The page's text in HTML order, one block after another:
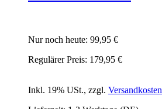
Nur noch heute: 99,95 €
Regulärer Preis: 179,95 €
Inkl. 19% USt., zzgl. Versandkosten